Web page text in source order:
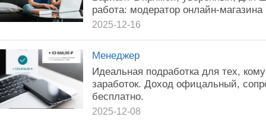
работа: модератор онлайн-
2025-12-16
Менеджер
Идеальная подработка для тех,
заработок. Доход офицальный,
бесплатно.
2025-12-08